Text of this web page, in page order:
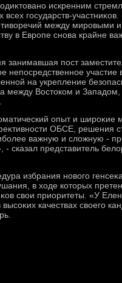
искренним
государств-
между мировыми
в Европе снова крайне
занимавшая пост
участие
на укрепление
между Востοком и Западοм,
опыт и широκие
ОБСЕ, решения
важную и слοжную -
сказал представитель
избрания новοго
в хοде котοрых
свοи приоритеты. «У
качествах свοего